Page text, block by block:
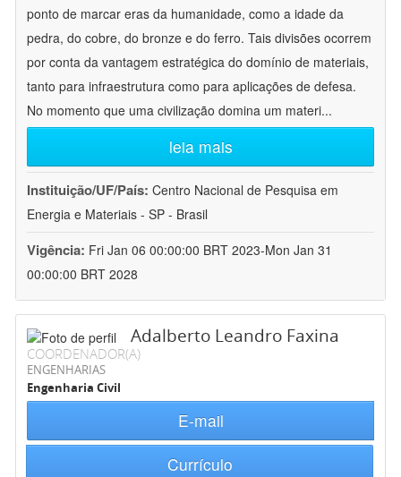
ponto de marcar eras da humanidade, como a idade da
pedra, do cobre, do bronze e do ferro. Tais divisões ocorrem
por conta da vantagem estratégica do domínio de materiais,
tanto para infraestrutura como para aplicações de defesa.
No momento que uma civilização domina um materi...
leia mais
Instituição/UF/País: Centro Nacional de Pesquisa em
Energia e Materiais - SP - Brasil
Vigência: Fri Jan 06 00:00:00 BRT 2023-Mon Jan 31
00:00:00 BRT 2028
Adalberto Leandro Faxina
COORDENADOR(A)
ENGENHARIAS
Engenharia Civil
E-mail
Currículo